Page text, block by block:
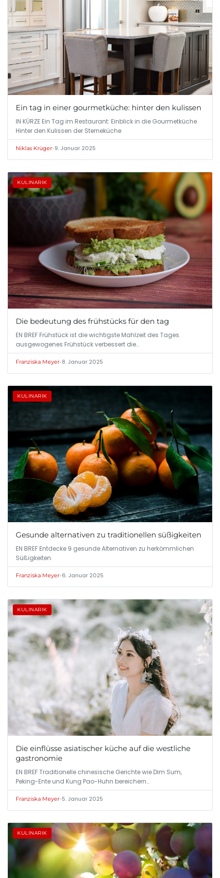
Ein tag in einer gourmetküche: hinter den kulissen
IN KÜRZE Ein Tag im Restaurant: Einblick in die Gourmetküche
Hinter den Kulissen der Sterneküche
Niklas Krüger•9. Januar 2025
KULINARIK
Die bedeutung des frühstücks für den tag
EN BREF Frühstück ist die wichtigste Mahlzeit des Tages.
ausgewogenes Frühstück verbessert die…
Franziska Meyer•8. Januar 2025
KULINARIK
Gesunde alternativen zu traditionellen süßigkeiten
EN BREF Entdecke 9 gesunde Alternativen zu herkömmlichen
Süßigkeiten.
Franziska Meyer•6. Januar 2025
KULINARIK
Die einflüsse asiatischer küche auf die westliche
gastronomie
EN BREF Traditionelle chinesische Gerichte wie Dim Sum,
Peking-Ente und Kung Pao-Huhn bereichern…
Franziska Meyer•5. Januar 2025
KULINARIK